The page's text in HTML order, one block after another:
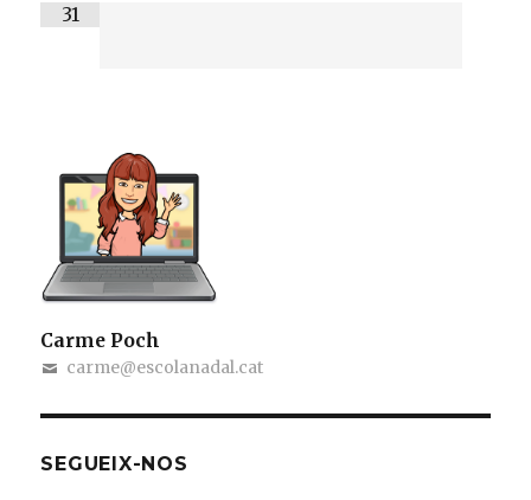
31
Carme Poch
carme@escolanadal.cat
SEGUEIX-NOS